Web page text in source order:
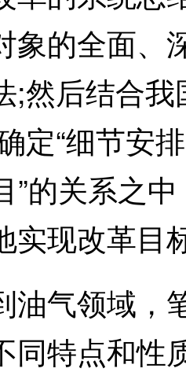
象的全面、
;然后结合
定“细节安
”的关系之
实现改革目
气领域，
同特点和性